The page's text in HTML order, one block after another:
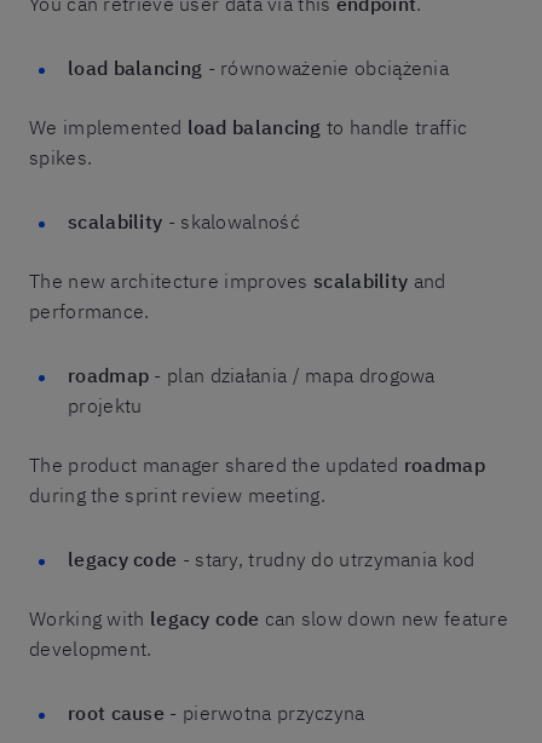
load balancing - równoważenie obciążenia
We implemented load balancing to handle traffic
spikes.
scalability - skalowalność
The new architecture improves scalability and
performance.
roadmap - plan działania / mapa drogowa
projektu
The product manager shared the updated roadmap
during the sprint review meeting.
legacy code - stary, trudny do utrzymania kod
Working with legacy code can slow down new feature
development.
root cause - pierwotna przyczyna